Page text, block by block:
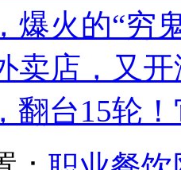
爆火的“穷
卖店，又
翻台15轮